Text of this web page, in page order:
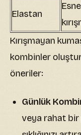
Elastan
Kırışmayan
kombinler
öneriler:
Günlük
veya rahat